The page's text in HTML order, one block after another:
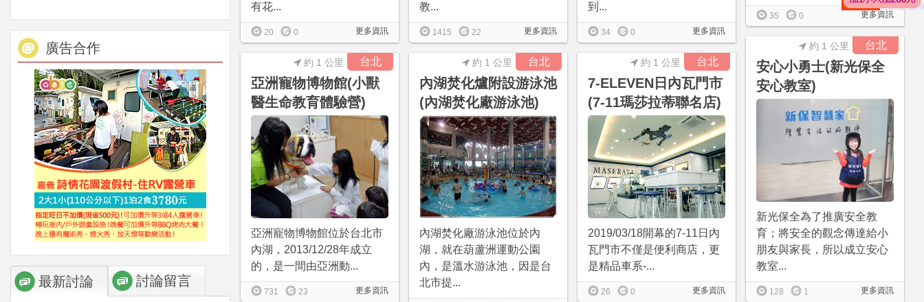
廣告合作
最新討論 討論留言
有花...
更多資訊
20 0
教...
更多資訊
1415 22
到...
更多資訊
34 0
更多資訊
35 0
台北
約 1 公里
安心小勇士(新光保全
安心教室)
新光保全為了推廣安全教
育；將安全的觀念傳達給小
朋友與家長，所以成立安心
教室...
更多資訊
128 1
台北
約 1 公里
亞洲寵物博物館(小獸
醫生命教育體驗營)
亞洲寵物博物館位於台北市
內湖，2013/12/28年成立
的，是一間由亞洲動...
更多資訊
731 23
台北
約 1 公里
內湖焚化爐附設游泳池
(內湖焚化廠游泳池)
內湖焚化廠游泳池位於內
湖，就在葫蘆洲運動公園
內，是溫水游泳池，因是台
北市提...
台北
約 1 公里
7-ELEVEN日內瓦門市
(7-11瑪莎拉蒂聯名店)
2019/03/18開幕的7-11日內
瓦門市不僅是便利商店，更
是精品車系-...
更多資訊
26 0